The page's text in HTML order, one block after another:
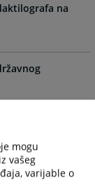
na
sudu
mogu
vašeg
varijable o